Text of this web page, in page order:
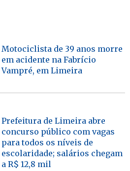
Motociclista de 39 anos morre
em acidente na Fabrício
Vampré, em Limeira
Prefeitura de Limeira abre
concurso público com vagas
para todos os níveis de
escolaridade; salários chegam
a R$ 12,8 mil